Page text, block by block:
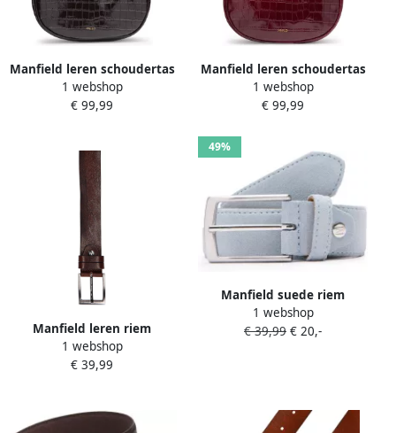
Manfield leren schoudertas
donkerbruin
1 webshop
€ 99,99
Manfield leren schoudertas
donkerrood
1 webshop
€ 99,99
Manfield leren riem
donkerrood
1 webshop
€ 39,99
49%
Manfield suede riem
lichtblauw
1 webshop
€ 39,99 € 20,-